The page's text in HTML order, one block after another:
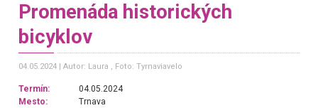
Promenáda historických
bicyklov
04.05.2024 Autor: Laura , Foto: Tyrnaviavelo
Termín:
04.05.2024
Mesto:
Trnava